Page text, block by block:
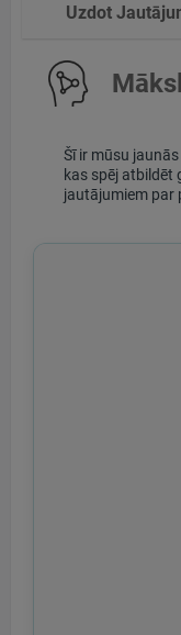
Uzdot
Šī ir mūsu
kas spēj atbildēt
jautājumiem par